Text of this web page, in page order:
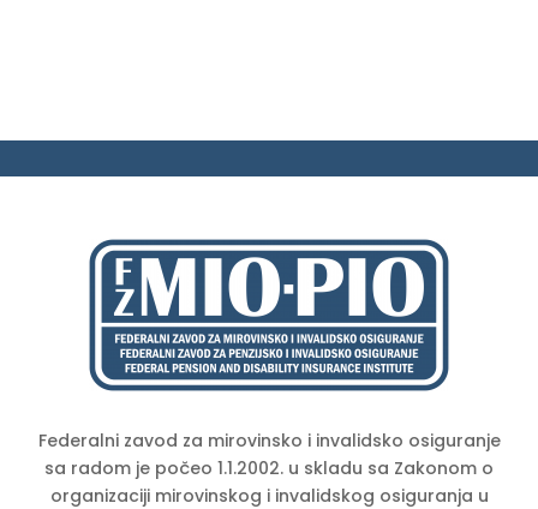
Federalni zavod za mirovinsko i invalidsko osiguranje
sa radom je počeo 1.1.2002. u skladu sa Zakonom o
organizaciji mirovinskog i invalidskog osiguranja u